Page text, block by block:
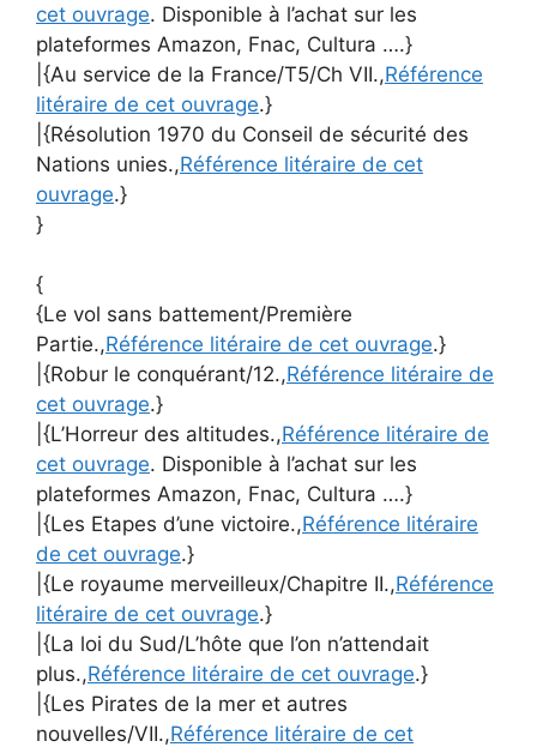
cet ouvrage. Disponible à l’achat sur les
plateformes Amazon, Fnac, Cultura ….}
|{Au service de la France/T5/Ch VII.,Référence
litéraire de cet ouvrage.}
|{Résolution 1970 du Conseil de sécurité des
Nations unies.,Référence litéraire de cet
ouvrage.}
}
{
{Le vol sans battement/Première
Partie.,Référence litéraire de cet ouvrage.}
|{Robur le conquérant/12.,Référence litéraire de
cet ouvrage.}
|{L’Horreur des altitudes.,Référence litéraire de
cet ouvrage. Disponible à l’achat sur les
plateformes Amazon, Fnac, Cultura ….}
|{Les Etapes d’une victoire.,Référence litéraire
de cet ouvrage.}
|{Le royaume merveilleux/Chapitre II.,Référence
litéraire de cet ouvrage.}
|{La loi du Sud/L’hôte que l’on n’attendait
plus.,Référence litéraire de cet ouvrage.}
|{Les Pirates de la mer et autres
nouvelles/VII.,Référence litéraire de cet